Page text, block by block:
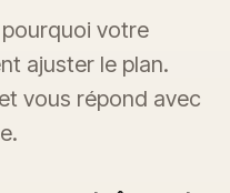
votre
ajuster le plan.
vous répond avec